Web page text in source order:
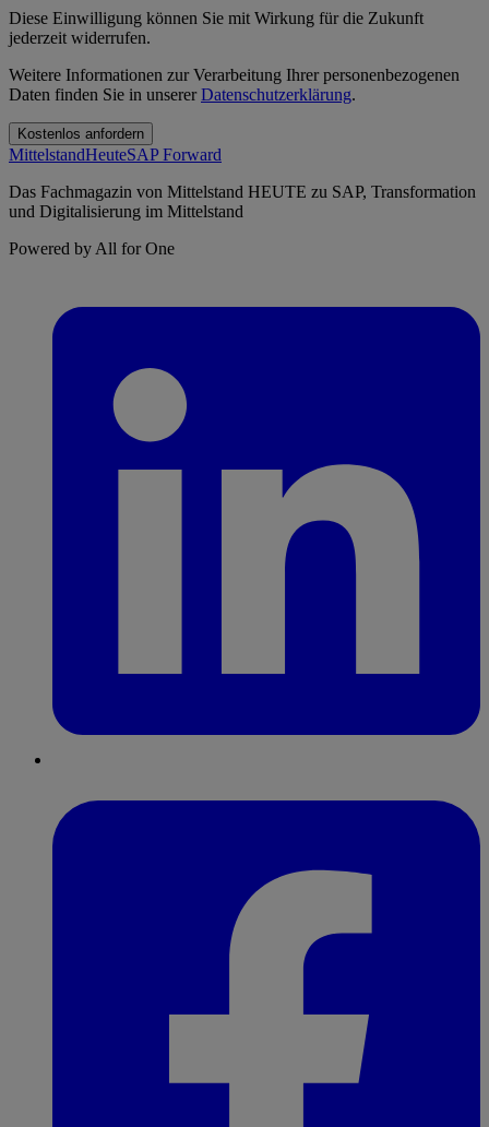
Diese Einwilligung können Sie mit Wirkung für die Zukunft
jederzeit widerrufen.
Weitere Informationen zur Verarbeitung Ihrer personenbezogenen
Daten finden Sie in unsererDatenschutzerklärung.
MittelstandHeuteSAP Forward
Das Fachmagazin von Mittelstand HEUTE zu SAP, Transformation
und Digitalisierung im Mittelstand
Powered by All for One